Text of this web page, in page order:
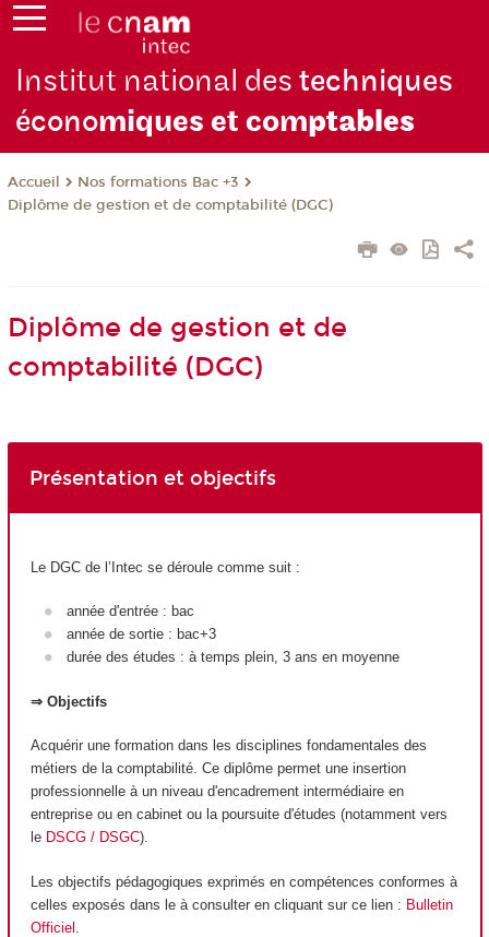
Institut national destechniques
économiques et comptables
Accueil
Nos formations Bac +3
Diplôme de gestion et de comptabilité (DGC)
Diplôme de gestion et de
comptabilité (DGC)
Présentation et objectifs
Le DGC de l’Intec se déroule comme suit :
année d'entrée : bac
année de sortie : bac+3
durée des études : à temps plein, 3 ans en moyenne
⇒ Objectifs
Acquérir une formation dans les disciplines fondamentales des
métiers de la comptabilité. Ce diplôme permet une insertion
professionnelle à un niveau d'encadrement intermédiaire en
entreprise ou en cabinet ou la poursuite d'études (notamment vers
le DSCG / DSGC).
Les objectifs pédagogiques exprimés en compétences conformes à
celles exposés dans le à consulter en cliquant sur ce lien : Bulletin
Officiel